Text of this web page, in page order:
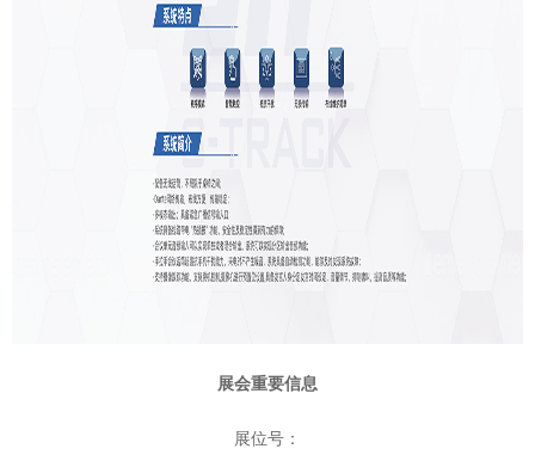
展会重要信息
展位号：